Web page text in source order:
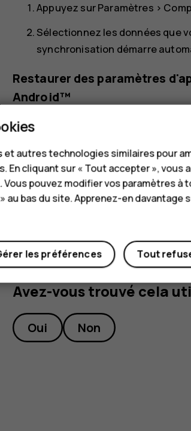
Appuyez surParamètres >
Sélectionnez les données que
synchronisation démarre
Restaurer des paramètres
Android™
Si vous possédiez auparavant un
activées, vous pouvez restaurer
Appuyez surParamètres>
DéfinissezSauvegarder sur
Avez-vous trouvé cela
Oui Non
et autres technologies similaires pour
En cliquant sur « Tout accepter », vous
pouvez modifier vos paramètres
au bas du site. Apprenez-en davantage
Tout
les préférences